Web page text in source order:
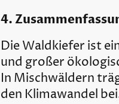
4.
Die Waldkiefer ist
und großer
In Mischwäldern
den Klimawandel